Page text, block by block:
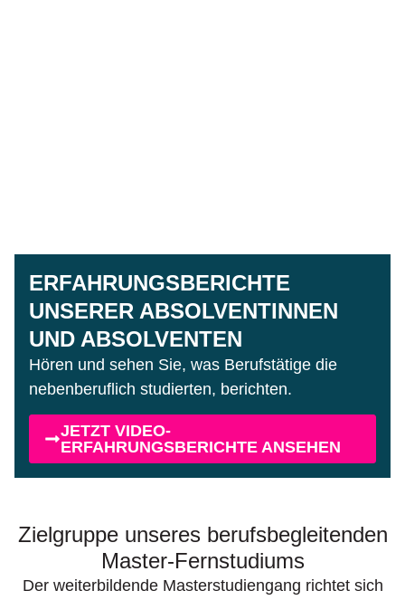
ERFAHRUNGSBERICHTE
UNSERER ABSOLVENTINNEN
UND ABSOLVENTEN
Hören und sehen Sie, was Berufstätige die
nebenberuflich studierten, berichten.
JETZT VIDEO-
ERFAHRUNGSBERICHTE ANSEHEN
Zielgruppe unseres berufsbegleitenden
Master-Fernstudiums
Der weiterbildende Masterstudiengang richtet sich